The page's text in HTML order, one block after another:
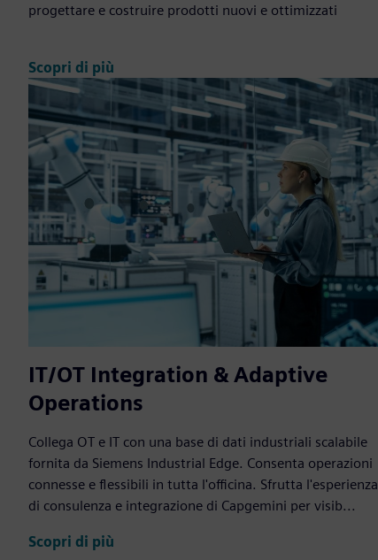
progettare e costruire prodotti nuovi e ottimizzati
Scopri di più
IT/OT Integration & Adaptive
Operations
Collega OT e IT con una base di dati industriali scalabile
fornita da Siemens Industrial Edge. Consenta operazioni
connesse e flessibili in tutta l'officina. Sfrutta l'esperienza
di consulenza e integrazione di Capgemini per visib...
Scopri di più